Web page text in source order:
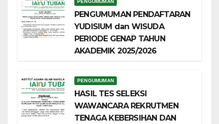
PENGUMUMAN
PENGUMUMAN PENDAFTARAN
YUDISIUM dan WISUDA
PERIODE GENAP TAHUN
AKADEMIK 2025/2026
PENGUMUMAN
HASIL TES SELEKSI
WAWANCARA REKRUTMEN
TENAGA KEBERSIHAN DAN